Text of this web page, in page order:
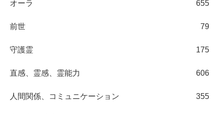
オーラ 655
前世 79
守護霊 175
直感、霊感、霊能力 606
人間関係、コミュニケーション 355